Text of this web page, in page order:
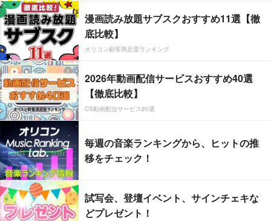
漫画読み放題サブスクおすすめ11選【徹
底比較】
オリコン顧客満足度ランキング
2026年動画配信サービスおすすめ40選
【徹底比較】
CS動画配信サービス20選
毎週の音楽ランキングから、ヒットの推
移をチェック！
試写会、登壇イベント、サインチェキな
どプレゼント！